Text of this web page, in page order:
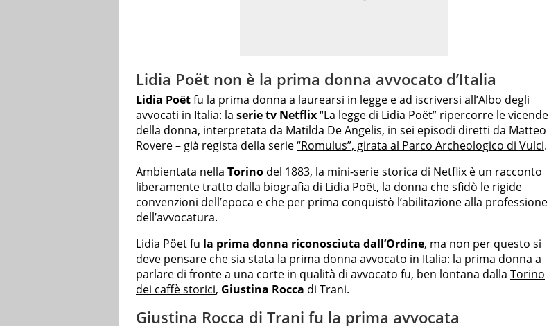
Lidia Poët non è la prima donna avvocato d’Italia
Lidia Poëtfu la prima donna a laurearsi in legge e ad iscriversi all’Albo degli
avvocati in Italia: la serie tv Netflix“La legge di Lidia Poët” ripercorre le vicende
della donna, interpretata da Matilda De Angelis, in sei episodi diretti da Matteo
Rovere – già regista della serie“Romulus”, girata al Parco Archeologico di Vulci.
Ambientata nella Torino del 1883, la mini-serie storica di Netflix è un racconto
liberamente tratto dalla biografia di Lidia Poët, la donna che sfidò le rigide
convenzioni dell’epoca e che per prima conquistò l’abilitazione alla professione
dell’avvocatura.
Lidia Pöet fu la prima donna riconosciuta dall’Ordine, ma non per questo si
deve pensare che sia stata la prima donna avvocato in Italia: la prima donna a
parlare di fronte a una corte in qualità di avvocato fu, ben lontana dalla Torino
dei caffè storici, Giustina Rocca di Trani.
Giustina Rocca di Trani fu la prima avvocata